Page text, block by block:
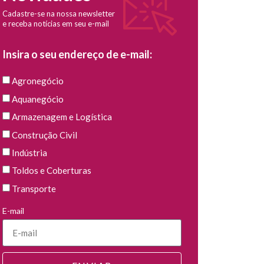
Cadastre-se na nossa newsletter
e receba notícias em seu e-mail
Insira o seu endereço de e-mail:
Agronegócio
Aquanegócio
Armazenagem e Logística
Construção Civil
Indústria
Toldos e Coberturas
Transporte
E-mail